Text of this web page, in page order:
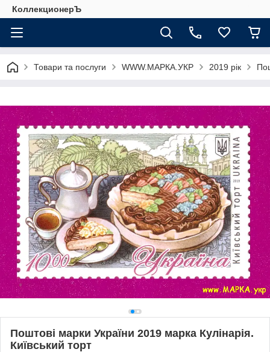
КоллекционерЪ
Товари та послуги WWW.МАРКА.УКР 2019 рік
Поштові марки України 2019 марка Кулінарія.
Київський торт